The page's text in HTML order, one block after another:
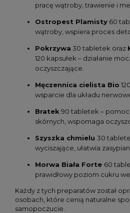
pracę wątroby, trawienie i
Ostropest Plamisty 60
wątroby, wspiera proces
Pokrzywa 30 tabletek oraz
120 kapsułek – działanie
oczyszczające.
Męczennica cielista Bio
wsparcie dla układu
Bratek 90 tabletek –
skórnych, wspomaga
Szyszka chmielu 30
wyciszające, ułatwia
Morwa Biała Forte 60
prawidłowy poziom cukru
Każdy z tych preparatów został
osobach, które cenią naturalne
samopoczucie.